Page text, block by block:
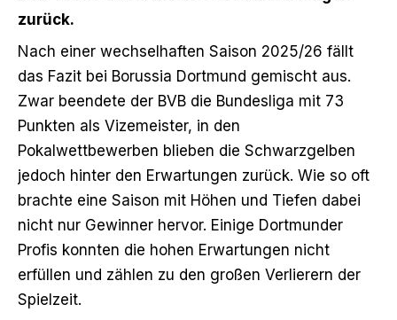
zurück.
Nach einer wechselhaften Saison 2025/26 fällt
das Fazit bei Borussia Dortmund gemischt aus.
Zwar beendete der BVB die Bundesliga mit 73
Punkten als Vizemeister, in den
Pokalwettbewerben blieben die Schwarzgelben
jedoch hinter den Erwartungen zurück. Wie so oft
brachte eine Saison mit Höhen und Tiefen dabei
nicht nur Gewinner hervor. Einige Dortmunder
Profis konnten die hohen Erwartungen nicht
erfüllen und zählen zu den großen Verlierern der
Spielzeit.